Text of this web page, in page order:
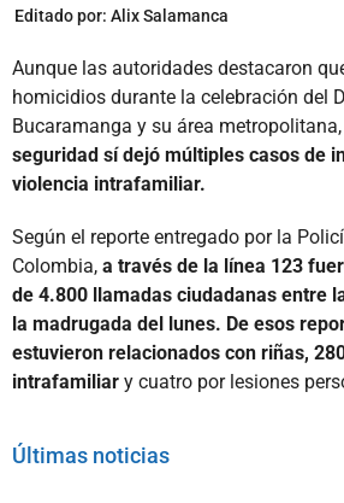
Editado por: Alix Salamanca
Aunque las autoridades destacaron
homicidios durante la celebración del
Bucaramanga y su área metropolitana,
seguridad sí dejó múltiples casos de
violencia intrafamiliar.
Según el reporte entregado por la
Colombia, a través de la línea 123
de 4.800 llamadas ciudadanas entre
la madrugada del lunes. De esos
estuvieron relacionados con riñas,
intrafamiliar y cuatro por lesiones
Últimas noticias